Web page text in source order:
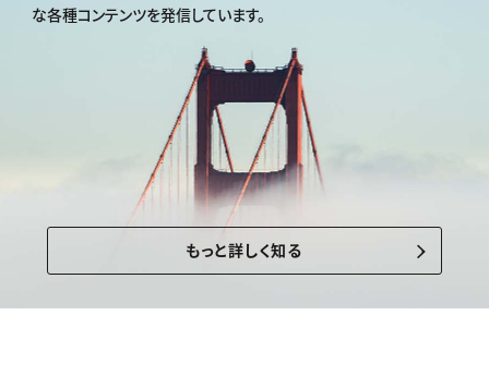
な各種コンテンツを発信しています。
もっと詳しく知る